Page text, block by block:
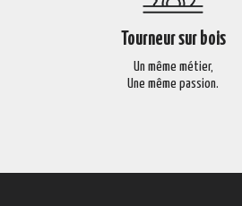
Tourneur sur bois
Un même métier,
Une même passion.